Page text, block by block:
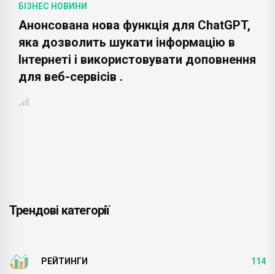
БІЗНЕС НОВИНИ
Анонсована нова функція для ChatGPT,
яка дозволить шукати інформацію в
Інтернеті і використовувати доповнення
для веб-сервісів .
Трендові категорії
РЕЙТИНГИ 114